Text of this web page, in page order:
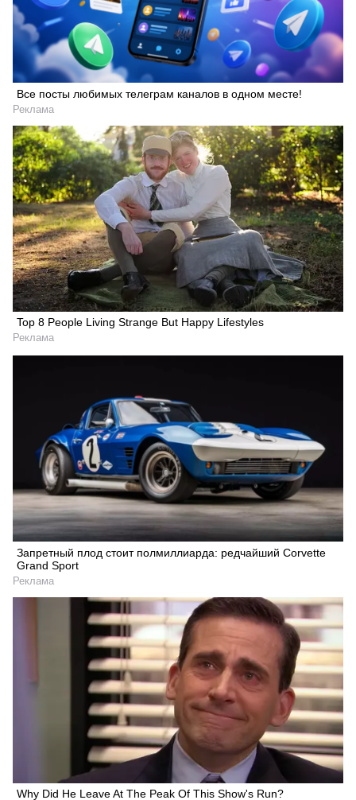
Все посты любимых телеграм каналов в одном месте!
Реклама
Top 8 People Living Strange But Happy Lifestyles
Реклама
Запретный плод стоит полмиллиарда: редчайший Corvette
Grand Sport
Реклама
Why Did He Leave At The Peak Of This Show's Run?